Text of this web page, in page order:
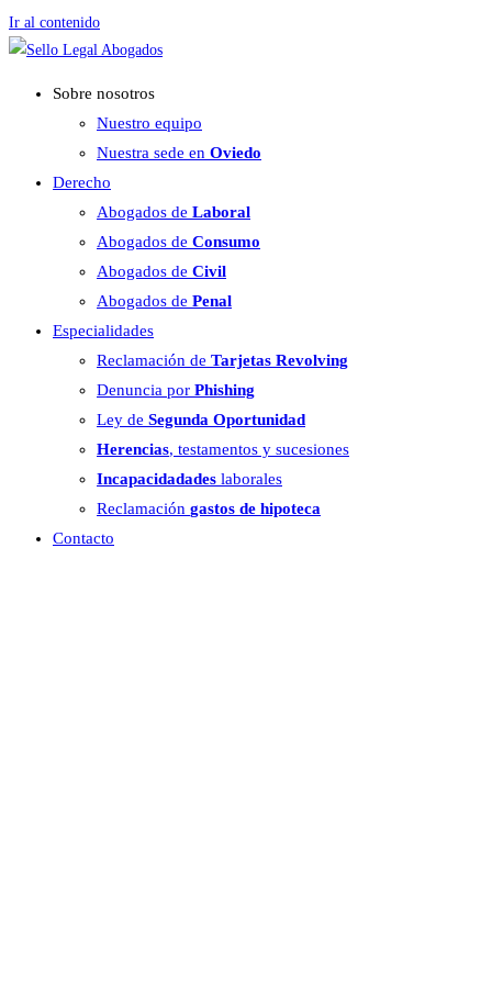
Ir al contenido
Sobre nosotros
Nuestro equipo
Nuestra sede en Oviedo
Derecho
Abogados de Laboral
Abogados de Consumo
Abogados de Civil
Abogados de Penal
Especialidades
Reclamación de Tarjetas Revolving
Denuncia por Phishing
Ley de Segunda Oportunidad
Herencias, testamentos y sucesiones
Incapacidadades laborales
Reclamación gastos de hipoteca
Contacto